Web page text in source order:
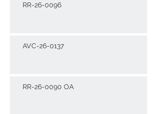
RR-26-0096
AVC-26-0137
RR-26-0090 OA